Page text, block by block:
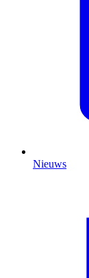
Nieuws